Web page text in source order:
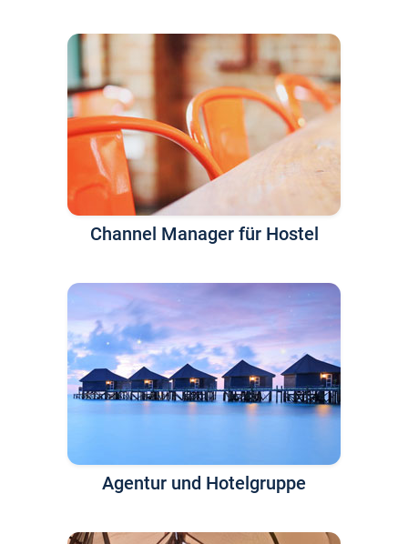
Channel Manager für Hostel
Agentur und Hotelgruppe